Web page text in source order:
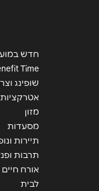
חדש
Time
שופינג
אטרקציות
מזון
מסעדות
תיירות
תרבות
אורח חיים
לבית